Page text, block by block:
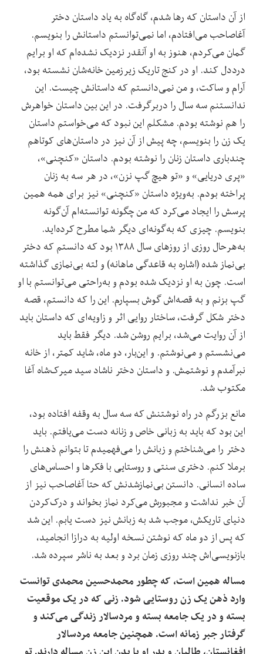
از آن داستان که رها شدم، گاه‌‌گاه به یاد داستان دختر
آغاصاحب می‌افتادم، اما نمی‌توانستم داستانش را بنویسم.
گمان می‌کردم، هنوز به او آنقدر نزدیک نشده‌ام که او برایم
درددل کند. او در کنج تاریک زیرزمین خانه‌شان نشسته بود،
آرام و ساکت، و من نمی‌دانستم که داستانش چیست. این
ندانستنم سه سال را دربرگرفت. در این بین داستان خواهرش
را هم نوشته بودم. مشکلم این نبود که می‌خواستم داستان
یک زن را بنویسم، چه پیش از آن نیز در داستان‌های کوتاهم
چندباری داستان زنان را نوشته بودم. داستان «کنچنی»،
«پری دریایی» و «تو هیچ گپ نزن»، در هر سه به زنان
پراخته بودم. به‌ویژه داستان «کنچنی» نیز برای همه همین
پرسش را ایجاد می‌‌کرد که من چگونه توانسته‌ام آن‌گونه
بنویسم. چیزی که ‌به‌‌گونه‌ای دیگر شما مطرح کرده‌اید.
به‌هرحال روزی از روزهای سال ۱۳۸۸ بود که دانستم که دختر
بی‌نماز شده (اشاره به قاعدگی ماهانه) و لته‌ بی‌نمازی گذاشته
است. چون به او نزدیک شده بودم و به‌راحتی می‌توانستم با او
گپ بزنم و به قصه‌اش گوش بسپارم. این را که دانستم، قصه‌
دختر شکل گرفت، ساختار روایی اثر و زاویه‌ای که داستان باید
از آن روایت می‌شد، برایم‌ روشن شد. دیگر فقط باید
می‌نشستم و می‌نوشتم. و این‌بار، دو ماه، شاید کمتر، از خانه
نبرآمدم و نوشتمش. و داستان دختر ناشاد سید میرک‌شاه آغا
مکتوب شد. ‌
مانع بزرگم در راه نوشتنش که سه سال به وقفه افتاده بود،
این بود که باید به زبانی خاص و زنانه دست می‌یافتم. باید
دختر را می‌شناختم و زبانش را می‌فهمیدم تا بتوانم ذهنش را
برملا کنم. دختری سنتی و روستایی با فکرها و احساس‌های
ساده‌ انسانی. دانستن بی‌نمازشدنش که حتا آغاصاحب نیز از
آن خبر نداشت و مجبورش می‌کرد نماز بخواند و درک‌کردن
دنیای تاریکش، موجب شد به زبانش نیز دست یابم. این شد
که پس از دو ماه که نوشتن نسخه‌ اولیه به درازا انجامید،
بازنویسی‌اش چند روزی زمان برد و بعد به ناشر سپرده شد.
مساله همین است، که چطور محمدحسین محمدی توانست
وارد ذهن یک زن روستایی شود. زنی که در یک موقعیت
بسته و در یک جامعه‌ بسته و مردسالار زندگی می‌کند و
گرفتار جبر زمانه است. همچنین جامعه‌ مردسالار